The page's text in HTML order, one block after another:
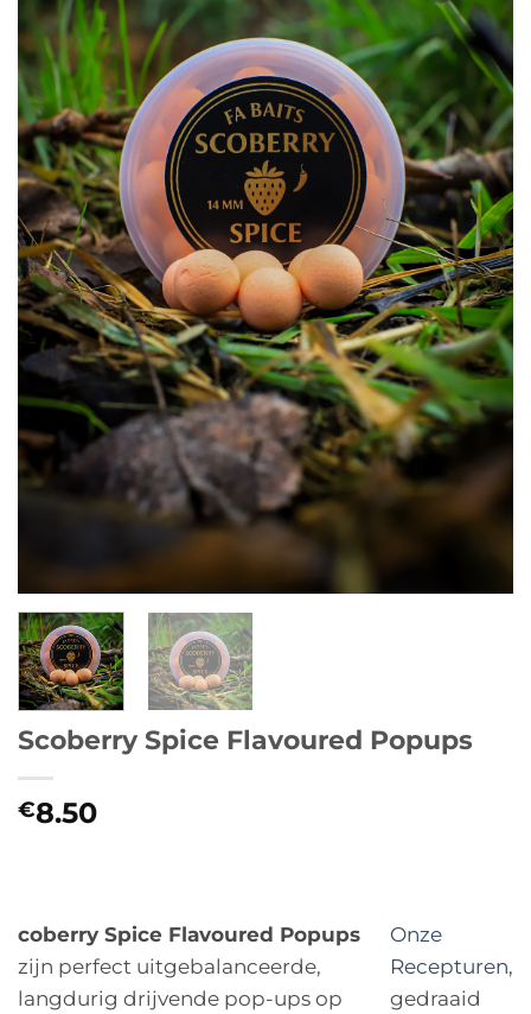
Scoberry Spice Flavoured Popups
€8.50
coberry Spice Flavoured Popups
zijn perfect uitgebalanceerde,
langdurig drijvende pop-ups op
Onze
Recepturen,
gedraaid